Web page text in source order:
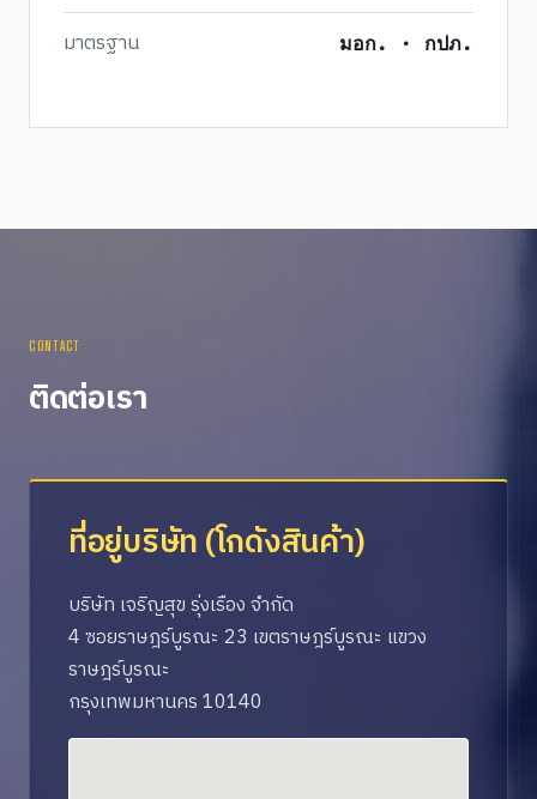
มาตรฐาน
มอก. · กปภ.
CONTACT
ติดต่อเรา
ที่อยู่บริษัท (โกดังสินค้า)
บริษัท เจริญสุข รุ่งเรือง จำกัด
4 ซอยราษฎร์บูรณะ 23 เขตราษฎร์บูรณะ แขวง
ราษฎร์บูรณะ
กรุงเทพมหานคร 10140